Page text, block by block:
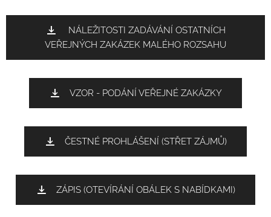
NÁLEŽITOSTI ZADÁVÁNÍ OSTATNÍCH
VEŘEJNÝCH ZAKÁZEK MALÉHO ROZSAHU
VZOR - PODÁNÍ VEŘEJNÉ ZAKÁZKY
ČESTNÉ PROHLÁŠENÍ (STŘET ZÁJMŮ)
ZÁPIS (OTEVÍRÁNÍ OBÁLEK S NABÍDKAMI)